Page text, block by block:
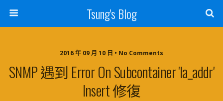
Tsung's Blog
2016 年 09 月 10 日 • No Comments
SNMP 遇到 Error On Subcontainer 'ia_addr'
Insert 修復